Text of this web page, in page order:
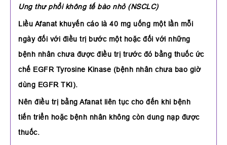
Ung thư phổi không tế bào nhỏ (NSCLC)
Liều Afanat khuyến cáo là 40 mg uống một lần mỗi
ngày đối với điều trị bước một hoặc đối với những
bệnh nhân chưa được điều trị trước đó bằng thuốc ức
chế EGFR Tyrosine Kinase (bệnh nhân chưa bao giờ
dùng EGFR TKI).
Nên điều trị bằng Afanat liên tục cho đến khi bệnh
tiến triển hoặc bệnh nhân không còn dung nạp được
thuốc.